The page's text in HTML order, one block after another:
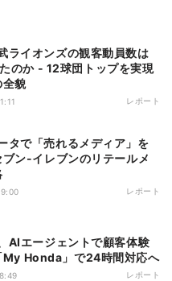
のか - 12球団トップを実現
全貌
レポート
ン-イレブンのリテールメ
レポート
My Honda」で24時間対応へ
レポート